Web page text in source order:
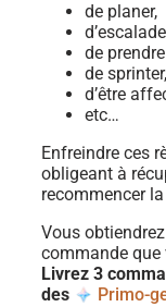
de planer,
de
de sprinter,
d’être
etc…
Enfreindre ces
obligeant à
recommencer
Vous
commande que
Livrez 3
des
Primo-